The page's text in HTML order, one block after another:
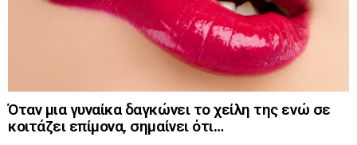
Όταν μια γυναίκα δαγκώνει το χείλη της ενώ σε
κοιτάζει επίμονα, σημαίνει ότι…